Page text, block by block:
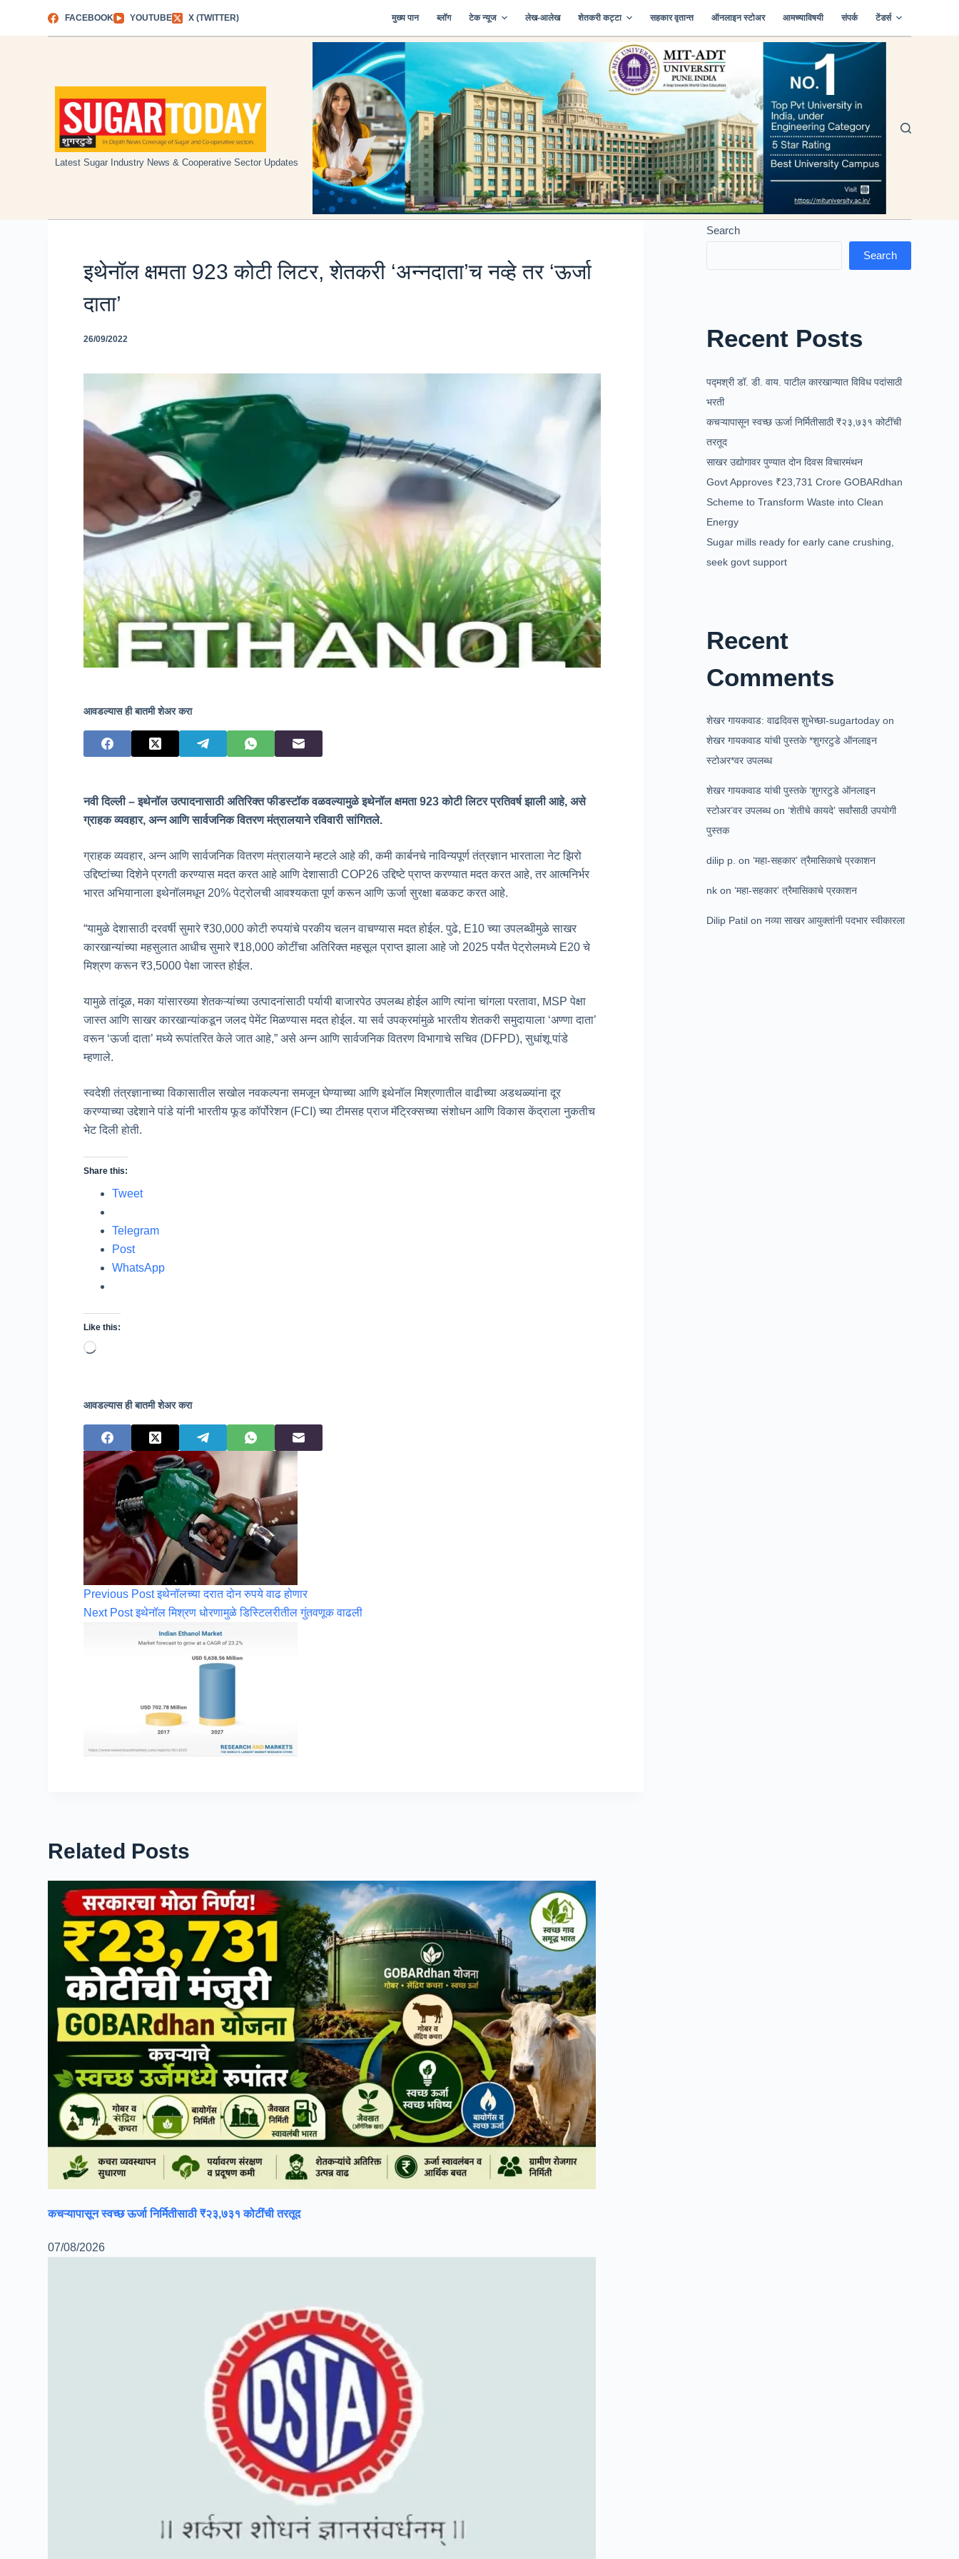
FACEBOOK YOUTUBE X (TWITTER) मुख्य पान ब्लॉग टेक न्यूज लेख-आलेख शेतकरी कट्टा सहकार वृतान्त ऑनलाइन स्टोअर आमच्याविषयी संपर्क टेंडर्स
Latest Sugar Industry News & Cooperative Sector Updates
इथेनॉल क्षमता 923 कोटी लिटर, शेतकरी ‘अन्नदाता’च नव्हे तर ‘ऊर्जा
दाता’
26/09/2022
आवडल्यास ही बातमी शेअर करा
नवी दिल्ली – इथेनॉल उत्पादनासाठी अतिरिक्त फीडस्टॉक वळवल्यामुळे इथेनॉल क्षमता 923 कोटी लिटर प्रतिवर्ष झाली आहे, असे
ग्राहक व्यवहार, अन्न आणि सार्वजनिक वितरण मंत्रालयाने रविवारी सांगितले.
ग्राहक व्यवहार, अन्न आणि सार्वजनिक वितरण मंत्रालयाने म्हटले आहे की, कमी कार्बनचे नाविन्यपूर्ण तंत्रज्ञान भारताला नेट झिरो
उद्दिष्टांच्या दिशेने प्रगती करण्यास मदत करत आहे आणि देशासाठी COP26 उद्दिष्टे प्राप्त करण्यात मदत करत आहे, तर आत्मनिर्भर
भारत अभियानाला इथेनॉलमधून 20% पेट्रोलची आवश्यकता पूर्ण करून आणि ऊर्जा सुरक्षा बळकट करत आहे.
“यामुळे देशासाठी दरवर्षी सुमारे ₹30,000 कोटी रुपयांचे परकीय चलन वाचण्यास मदत होईल. पुढे, E10 च्या उपलब्धीमुळे साखर
कारखान्यांच्या महसुलात आधीच सुमारे ₹18,000 कोटींचा अतिरिक्त महसूल प्राप्त झाला आहे जो 2025 पर्यंत पेट्रोलमध्ये E20 चे
मिश्रण करून ₹3,5000 पेक्षा जास्त होईल.
यामुळे तांदूळ, मका यांसारख्या शेतकऱ्यांच्या उत्पादनांसाठी पर्यायी बाजारपेठ उपलब्ध होईल आणि त्यांना चांगला परतावा, MSP पेक्षा
जास्त आणि साखर कारखान्यांकडून जलद पेमेंट मिळण्यास मदत होईल. या सर्व उपक्रमांमुळे भारतीय शेतकरी समुदायाला ‘अण्णा दाता’
वरून ‘ऊर्जा दाता’ मध्ये रूपांतरित केले जात आहे,” असे अन्न आणि सार्वजनिक वितरण विभागाचे सचिव (DFPD), सुधांशू पांडे
म्हणाले.
स्वदेशी तंत्रज्ञानाच्या विकासातील सखोल नवकल्पना समजून घेण्याच्या आणि इथेनॉल मिश्रणातील वाढीच्या अडथळ्यांना दूर
करण्याच्या उद्देशाने पांडे यांनी भारतीय फूड कॉर्पोरेशन (FCI) च्या टीमसह प्राज मॅट्रिक्सच्या संशोधन आणि विकास केंद्राला नुकतीच
भेट दिली होती.
Share this:
Tweet
Telegram
Post
WhatsApp
Like this:
Loading…
आवडल्यास ही बातमी शेअर करा
Previous Post इथेनॉलच्या दरात दोन रुपये वाढ होणार
Next Post इथेनॉल मिश्रण धोरणामुळे डिस्टिलरीतील गुंतवणूक वाढली
Search
Search
Recent Posts
पद्मश्री डॉ. डी. वाय. पाटील कारखान्यात विविध पदांसाठी
भरती
कचऱ्यापासून स्वच्छ ऊर्जा निर्मितीसाठी ₹२३,७३१ कोटींची
तरतूद
साखर उद्योगावर पुण्यात दोन दिवस विचारमंथन
Govt Approves ₹23,731 Crore GOBARdhan
Scheme to Transform Waste into Clean
Energy
Sugar mills ready for early cane crushing,
seek govt support
Recent
Comments
शेखर गायकवाड: वाढदिवस शुभेच्छा-sugartoday on
शेखर गायकवाड यांची पुस्तके *शुगरटुडे ऑनलाइन
स्टोअर*वर उपलब्ध
शेखर गायकवाड यांची पुस्तके ‘शुगरटुडे ऑनलाइन
स्टोअर’वर उपलब्धon‘शेतीचे कायदे’ सर्वांसाठी उपयोगी
पुस्तक
dilip p. on‘महा-सहकार’ त्रैमासिकाचे प्रकाशन
nk on‘महा-सहकार’ त्रैमासिकाचे प्रकाशन
Dilip Patil onनव्या साखर आयुक्तांनी पदभार स्वीकारला
Related Posts
कचऱ्यापासून स्वच्छ ऊर्जा निर्मितीसाठी ₹२३,७३१ कोटींची तरतूद
07/08/2026